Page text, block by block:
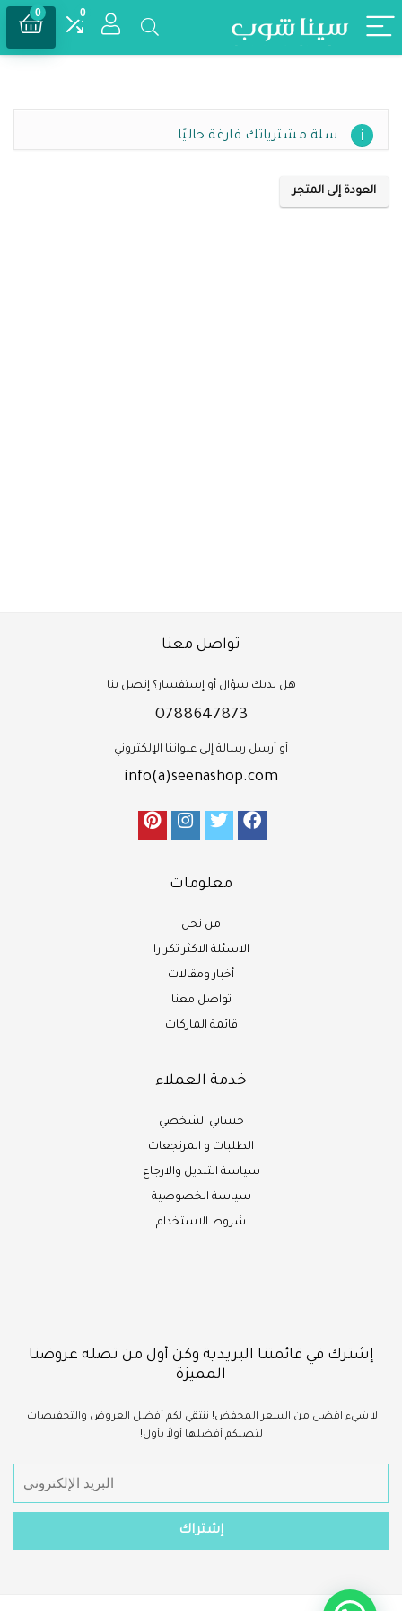
0
0
سلة مشترياتك فارغة حاليًا.
العودة إلى المتجر
تواصل معنا
هل لديك سؤال أو إستفسار؟ إتصل بنا
0788647873
أو أرسل رسالة إلى عنواننا الإلكتروني
info(a)seenashop.com
معلومات
من نحن
الاسئلة الاكثر تكرارا
أخبار ومقالات
تواصل معنا
قائمة الماركات
خدمة العملاء
حسابي الشخصي
الطلبات و المرتجعات
سياسة التبديل والارجاع
سياسة الخصوصية
شروط الاستخدام
إشترك في قائمتنا البريدية وكن أول من تصله عروضنا
المميزة
لا شيء افضل من السعر المخفض! ننتقي لكم أفضل العروض والتخفيضات
لتصلكم أفضلها أولاً بأول!